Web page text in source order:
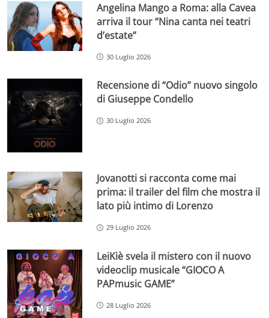
Angelina Mango a Roma: alla Cavea
arriva il tour “Nina canta nei teatri
d’estate”
30 Luglio 2026
Recensione di “Odio” nuovo singolo
di Giuseppe Condello
30 Luglio 2026
Jovanotti si racconta come mai
prima: il trailer del film che mostra il
lato più intimo di Lorenzo
29 Luglio 2026
LeiKiè svela il mistero con il nuovo
videoclip musicale “GIOCO A
PAPmusic GAME”
28 Luglio 2026